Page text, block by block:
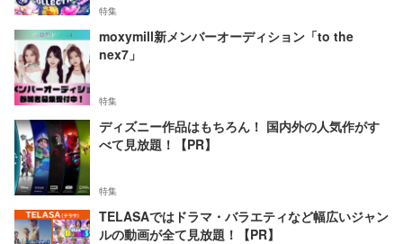
特集
moxymill新メンバーオーディション「to the
nex7」
特集
ディズニー作品はもちろん！ 国内外の人気作がす
べて見放題！【PR】
特集
TELASAではドラマ・バラエティなど幅広いジャン
ルの動画が全て見放題！【PR】